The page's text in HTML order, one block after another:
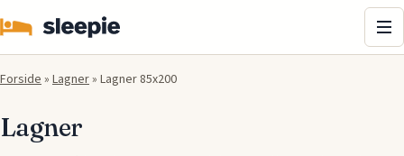
Forside» Lagner» Lagner 85x200
Lagner